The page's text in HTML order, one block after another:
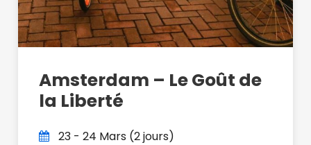
Amsterdam – Le Goût de
la Liberté
23 - 24 Mars (2 jours)